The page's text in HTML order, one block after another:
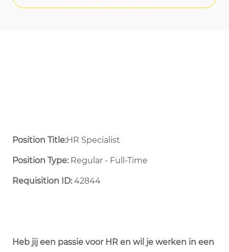
Position Title:HR Specialist
Position Type:Regular - Full-Time ​
Requisition ID:42844
Heb jij een passie voor HR en wil je werken in een